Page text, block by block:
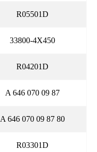
R05501D
33800-4X450
R04201D
A 646 070 09 87
A 646 070 09 87 80
R03301D